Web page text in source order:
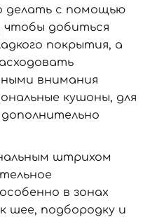
делать с помощью
чтобы добиться
покрытия, а
внимания
кушоны, для
штрихом
в зонах
шее, подбородку и